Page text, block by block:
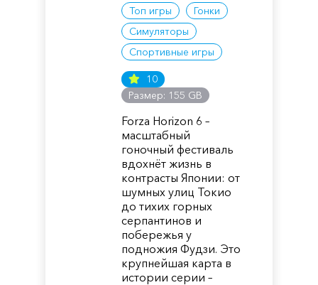
Топ игры
Гонки
Симуляторы
Спортивные игры
10
Размер: 155 GB
Forza Horizon 6 –
масштабный
гоночный фестиваль
вдохнёт жизнь в
контрасты Японии: от
шумных улиц Токио
до тихих горных
серпантинов и
побережья у
подножия Фудзи. Это
крупнейшая карта в
истории серии –